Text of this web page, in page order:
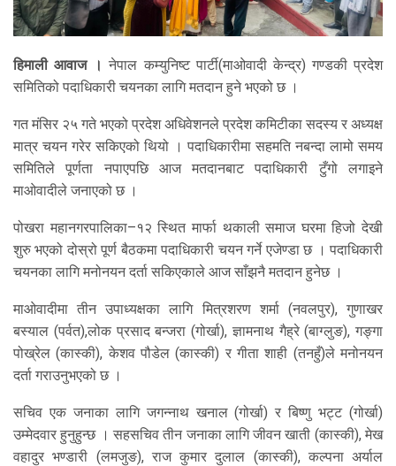
हिमाली आवाज । नेपाल कम्युनिष्ट पार्टी(माओवादी केन्द्र) गण्डकी प्रदेश
समितिको पदाधिकारी चयनका लागि मतदान हुने भएको छ ।
गत मंसिर २५ गते भएको प्रदेश अधिवेशनले प्रदेश कमिटीका सदस्य र अध्यक्ष
मात्र चयन गरेर सकिएको थियो । पदाधिकारीमा सहमति नबन्दा लामो समय
समितिले पूर्णता नपाएपछि आज मतदानबाट पदाधिकारी टुँगो लगाइने
माओवादीले जनाएको छ ।
पोखरा महानगरपालिका–१२ स्थित मार्फा थकाली समाज घरमा हिजो देखी
शुरु भएको दोस्रो पूर्ण बैठकमा पदाधिकारी चयन गर्ने एजेण्डा छ । पदाधिकारी
चयनका लागि मनोनयन दर्ता सकिएकाले आज साँझनै मतदान हुनेछ ।
माओवादीमा तीन उपाध्यक्षका लागि मित्रशरण शर्मा (नवलपुर), गुणाखर
बस्याल (पर्वत),लोक प्रसाद बन्जरा (गोर्खा), ज्ञामनाथ गैह्रे (बाग्लुङ), गङ्गा
पोख्रेल (कास्की), केशव पौडेल (कास्की) र गीता शाही (तनहुँ)ले मनोनयन
दर्ता गराउनुभएको छ ।
सचिव एक जनाका लागि जगन्नाथ खनाल (गोर्खा) र बिष्णु भट्ट (गोर्खा)
उम्मेदवार हुनुहुन्छ । सहसचिव तीन जनाका लागि जीवन खाती (कास्की), मेख
वहादुर भण्डारी (लमजुङ), राज कुमार दुलाल (कास्की), कल्पना अर्याल